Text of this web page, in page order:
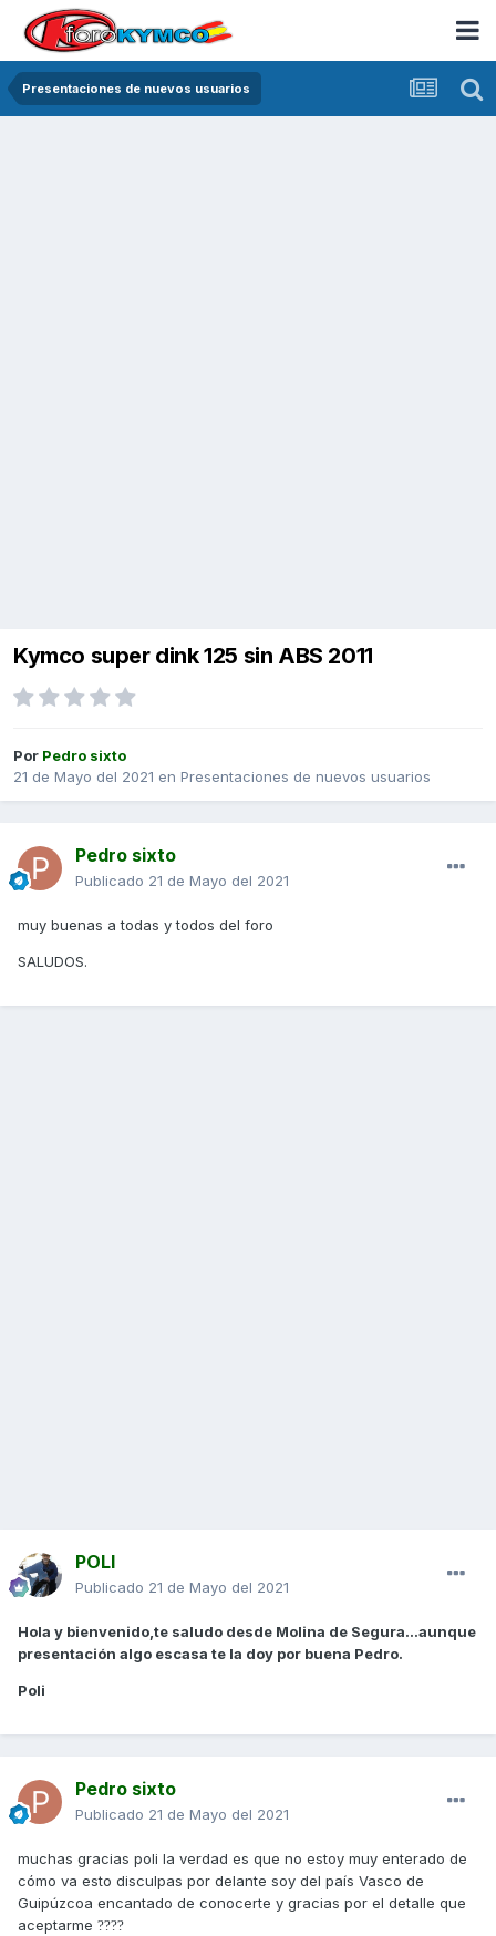
Presentaciones de nuevos usuarios
Kymco super dink 125 sin ABS 2011
Por Pedro sixto
21 de Mayo del 2021 en Presentaciones de nuevos usuarios
Pedro sixto
Publicado 21 de Mayo del 2021
muy buenas a todas y todos del foro
SALUDOS.
POLI
Publicado 21 de Mayo del 2021
Hola y bienvenido,te saludo desde Molina de Segura...aunque
presentación algo escasa te la doy por buena Pedro.
Poli
Pedro sixto
Publicado 21 de Mayo del 2021
muchas gracias poli la verdad es que no estoy muy enterado de
cómo va esto disculpas por delante soy del país Vasco de
Guipúzcoa encantado de conocerte y gracias por el detalle que
aceptarme ????